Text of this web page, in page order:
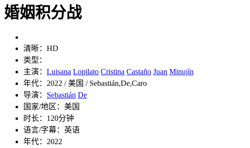
婚姻积分战
清晰： HD
类型：
主演： Luisana Lopilato Cristina Castaño Juan Minujín
年代： 2022 / 美国 / Sebastián,De,Caro
导演： Sebastián De
国家/地区： 美国
时长： 120分钟
语言/字幕： 英语
年代： 2022